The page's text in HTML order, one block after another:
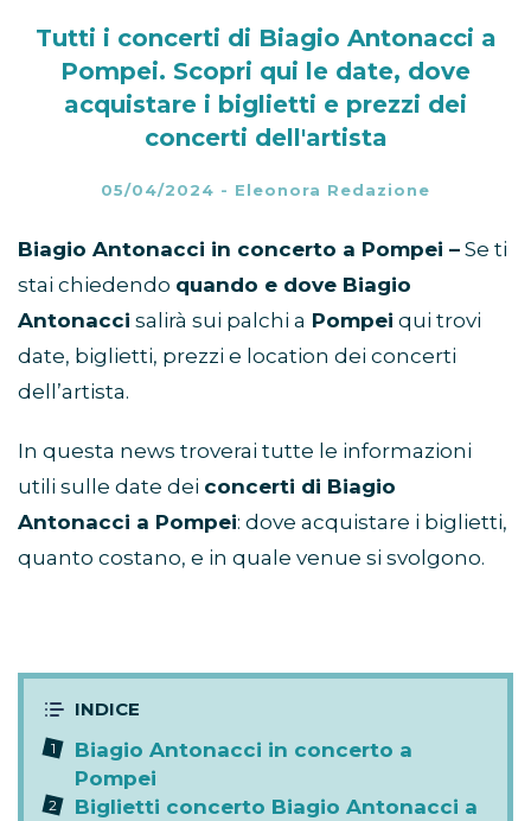
Tutti i concerti di Biagio Antonacci a
Pompei. Scopri qui le date, dove
acquistare i biglietti e prezzi dei
concerti dell'artista
05/04/2024 - Eleonora Redazione
Biagio Antonacci in concerto a Pompei – Se ti
stai chiedendo quando e dove Biagio
Antonacci salirà sui palchi a Pompei qui trovi
date, biglietti, prezzi e location dei concerti
dell’artista.
In questa news troverai tutte le informazioni
utili sulle date dei concerti di Biagio
Antonacci a Pompei: dove acquistare i biglietti,
quanto costano, e in quale venue si svolgono.
Biagio Antonacci in concerto a
Pompei
Biglietti concerto Biagio Antonacci a